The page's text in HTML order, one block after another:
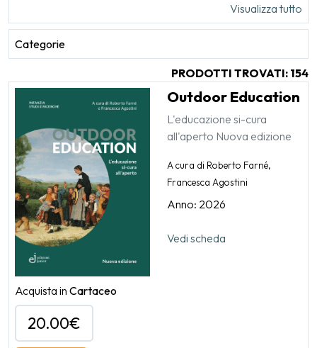
Visualizza tutto
Categorie
PRODOTTI TROVATI: 154
Outdoor Education
L'educazione si-cura
all'aperto Nuova edizione
A cura di Roberto Farné,
Francesca Agostini
Anno: 2026
Vedi scheda
Acquista in Cartaceo
20.00€